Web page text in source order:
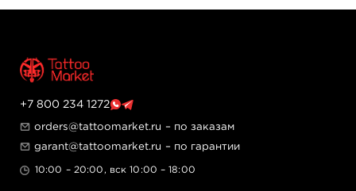
+7 800 234 1272
orders@tattoomarket.ru – по заказам
garant@tattoomarket.ru – по гарантии
10:00 – 20:00, вск 10:00 – 18:00